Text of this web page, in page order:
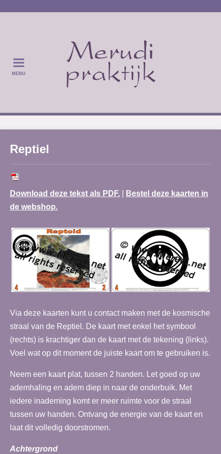
MENU
Reptiel
Download deze tekst als PDF.
Bestel deze kaarten in
de webshop.
Via deze kaarten kunt u contact maken met de kosmische
straal van de Reptiel. De kaart met enkel het symbool
(rechts) is krachtiger dan de kaart met de tekening (links).
Voel wat op dit moment de juiste kaart om te gebruiken is.
Neem een kaart plat, tussen 2 handen. Let goed op uw
ademhaling en adem diep in naar de onderbuik. Met
iedere inademing komt er meer ruimte voor de straal
tussen uw handen. Ontvang de energie van de kaart en
laat dit volledig doorstromen.
Achtergrond